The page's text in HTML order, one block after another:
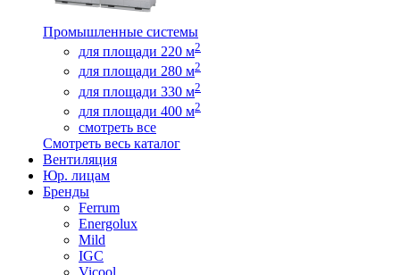
Промышленные системы
для площади 220 м2
для площади 280 м2
для площади 330 м2
для площади 400 м2
смотреть все
Смотреть весь каталог
Вентиляция
Юр. лицам
Бренды
Ferrum
Energolux
Mild
IGC
Vicool